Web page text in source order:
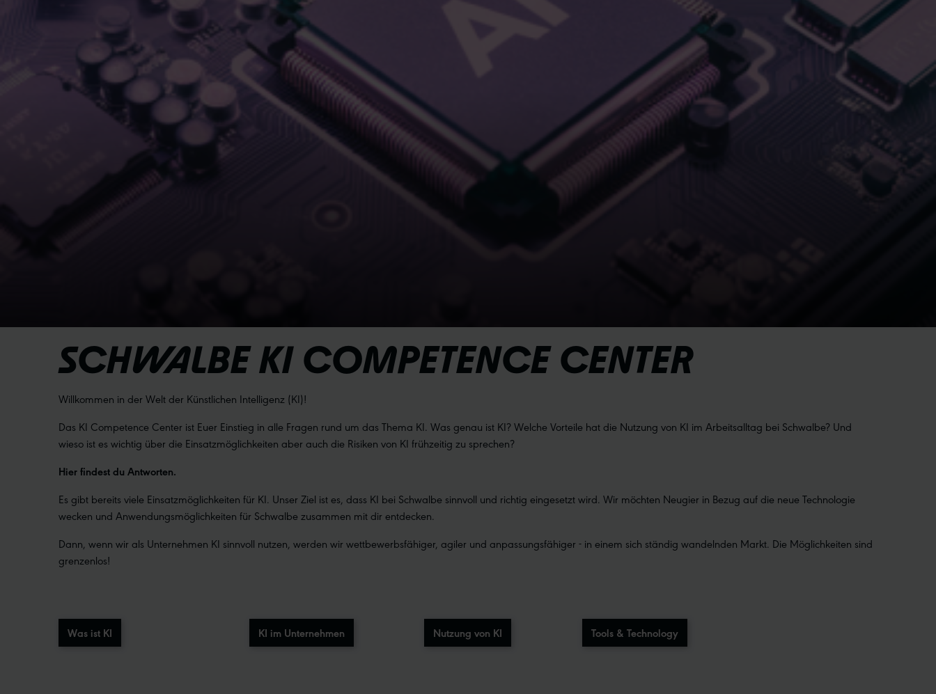
SCHWALBE KI COMPETENCE CENTER
Willkommen in der Welt der Künstlichen Intelligenz (KI)!
Das KI Competence Center ist Euer Einstieg in alle Fragen rund um das Thema KI. Was genau ist KI? Welche Vorteile hat die Nutzung von KI im Arbeitsalltag bei Schwalbe? Und
wieso ist es wichtig über die Einsatzmöglichkeiten aber auch die Risiken von KI frühzeitig zu sprechen?
Hier findest du Antworten.
Es gibt bereits viele Einsatzmöglichkeiten für KI. Unser Ziel ist es, dass KI bei Schwalbe sinnvoll und richtig eingesetzt wird. Wir möchten Neugier in Bezug auf die neue Technologie
wecken und Anwendungsmöglichkeiten für Schwalbe zusammen mit dir entdecken.
Dann, wenn wir als Unternehmen KI sinnvoll nutzen, werden wir wettbewerbsfähiger, agiler und anpassungsfähiger - in einem sich ständig wandelnden Markt. Die Möglichkeiten sind
grenzenlos!
Was ist KI KI im Unternehmen Nutzung von KI Tools & Technology